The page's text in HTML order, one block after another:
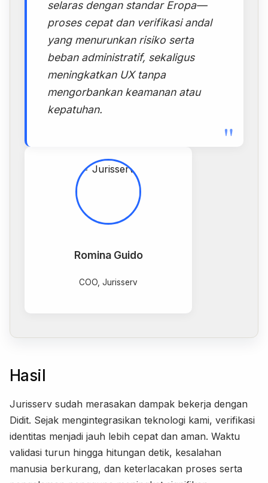
selaras dengan standar Eropa—
proses cepat dan verifikasi andal
yang menurunkan risiko serta
beban administratif, sekaligus
meningkatkan UX tanpa
mengorbankan keamanan atau
kepatuhan.
"
Romina Guido
COO, Jurisserv
Hasil
Jurisserv sudah merasakan dampak bekerja dengan
Didit. Sejak mengintegrasikan teknologi kami, verifikasi
identitas menjadi jauh lebih cepat dan aman. Waktu
validasi turun hingga hitungan detik, kesalahan
manusia berkurang, dan keterlacakan proses serta